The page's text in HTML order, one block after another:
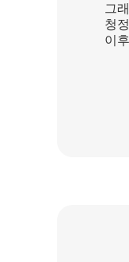
그
청
이